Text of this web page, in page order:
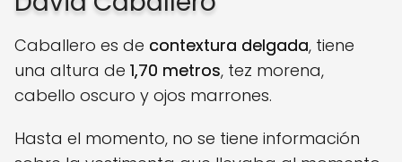
Caballero es de contextura delgada, tiene
una altura de 1,70 metros, tez morena,
cabello oscuro y ojos marrones.
Hasta el momento, no se tiene información